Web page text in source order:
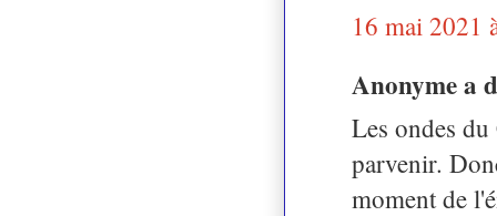
16 mai 2021
Anonyme a
Les ondes
parvenir.
moment de